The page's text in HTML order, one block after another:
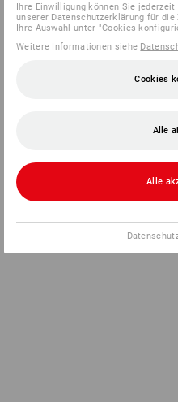
Ihre Einwilligung können Sie
unserer Datenschutzerklärung für
Ihre Auswahl unter "Cookies
Weitere Informationen siehe
Cookies
Alle
Alle